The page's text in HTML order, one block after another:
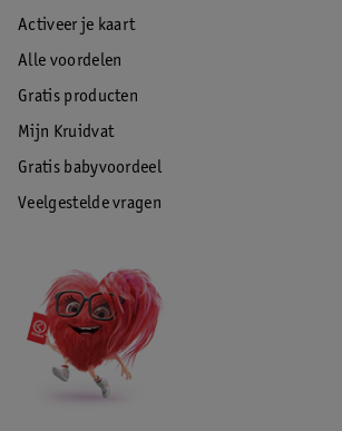
Activeer je kaart
Alle voordelen
Gratis producten
Mijn Kruidvat
Gratis babyvoordeel
Veelgestelde vragen